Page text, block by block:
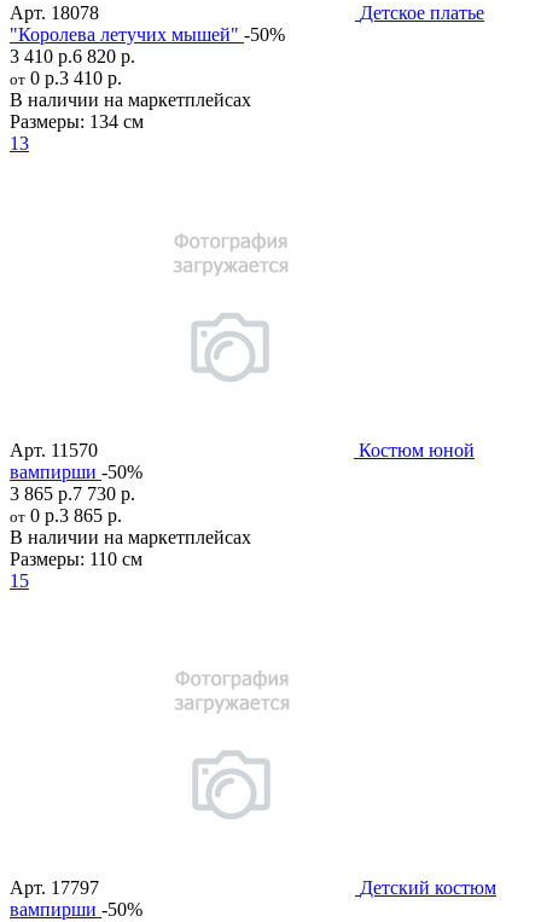
Арт. 18078
Детское платье
"Королева летучих мышей" -50%
3 410 р.6 820 р.
от 0 р.3 410 р.
В наличии на маркетплейсах
Размеры: 134 см
13
Арт. 11570
Костюм юной
вампирши -50%
3 865 р.7 730 р.
от 0 р.3 865 р.
В наличии на маркетплейсах
Размеры: 110 см
15
Арт. 17797
Детский костюм
вампирши -50%